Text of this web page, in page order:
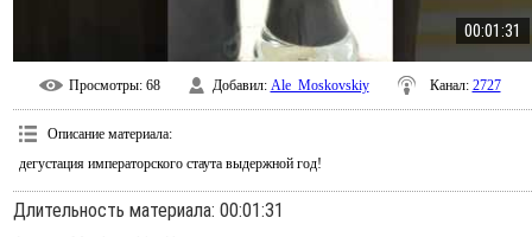
00:01:31
Просмотры: 68 Добавил: Ale_Moskovskiy Канал: 2727
Описание материала:
дегустация императорского стаута выдержной год!
Длительность материала: 00:01:31